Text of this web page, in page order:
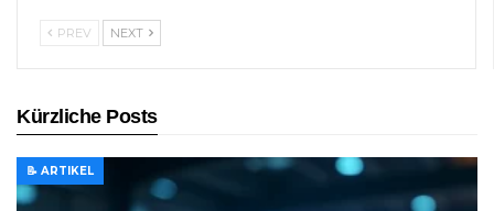
PREV NEXT
Kürzliche Posts
📝 ARTIKEL